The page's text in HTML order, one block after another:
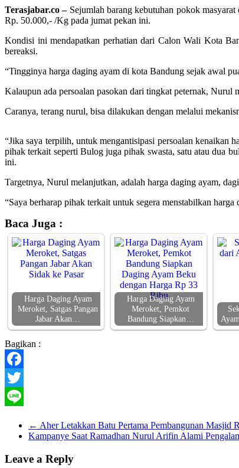
Terasjabar.co –Sejumlah barang kebutuhan pokok masyarat
Rp. 50.000,- /Kg pada jumat pekan ini.
Kondisi ini mendapatkan perhatian dari Calon Wali Kota
bereaksi.
“Tingginya harga daging ayam di kota Bandung sejak awal
Kalaupun ada persoalan pasokan dari tingkat peternak, Nurul
Caranya, terang nurul, bisa dilakukan dengan melalui
“Jika saya terpilih, untuk mengantisipasi persoalan kenaikan
pihak terkait seperti Bulog juga pihak swasta, satu atau dua
ini.
Targetnya, Nurul melanjutkan, adalah harga daging ayam,
“Saya berharap pihak terkait untuk segera menstabilkan
Baca Juga :
Harga Daging Ayam
Meroket, Satgas Pangan
Jabar Akan…
Harga Daging Ayam
Meroket, Pemkot
Bandung Siapkan…
Bagikan :
Facebook
Twitter
← Aher Letakkan Batu Pertama Pembangunan Masjid
Kampanye Saat Ramadhan Nurul Arifin Alami
Leave a Reply